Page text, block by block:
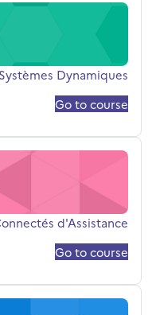
Dynamiques
اسم المقرر
Dynamiques
Go to course
d'Assistance
اسم المقرر
d'Assistance
Go to course
Energétiques